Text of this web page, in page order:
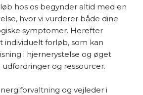
hos os begynder altid med en
hvor vi vurderer både dine
symptomer. Herefter
forløb, som kan
i hjernerystelse og øget
og ressourcer.
og vejleder i